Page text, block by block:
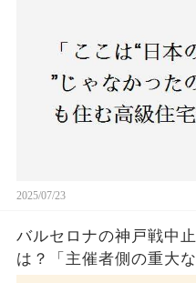
2025/07/23
バルセロナの神戸戦中
は？「主催者側の重大